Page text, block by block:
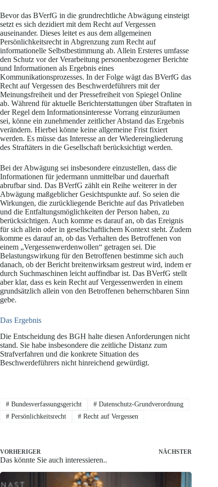
Bevor das BVerfG in die grundrechtliche Abwägung einsteigt
setzt es sich dezidiert mit dem Recht auf Vergessen
auseinander. Dieses leitet es aus dem allgemeinen
Persönlichkeitsrecht in Abgrenzung zum Recht auf
informationelle Selbstbestimmung ab. Allein Ersteres umfasse
den Schutz vor der Verarbeitung personenbezogener Berichte
und Informationen als Ergebnis eines
Kommunikationsprozesses. In der Folge wägt das BVerfG das
Recht auf Vergessen des Beschwerdeführers mit der
Meinungsfreiheit und der Pressefreiheit von Spiegel Online
ab. Während für aktuelle Berichterstattungen über Straftaten in
der Regel dem Informationsinteresse Vorrang einzuräumen
sei, könne ein zunehmender zeitlicher Abstand das Ergebnis
verändern. Hierbei könne keine allgemeine Frist fixiert
werden. Es müsse das Interesse an der Wiedereingliederung
des Straftäters in die Gesellschaft berücksichtigt werden.
Bei der Abwägung sei insbesondere einzustellen, dass die
Informationen für jedermann unmittelbar und dauerhaft
abrufbar sind. Das BVerfG zählt ein Reihe weiterer in der
Abwägung maßgeblicher Gesichtspunkte auf. So seien die
Wirkungen, die zurückliegende Berichte auf das Privatleben
und die Entfaltungsmöglichkeiten der Person haben, zu
berücksichtigen. Auch komme es darauf an, ob das Ereignis
für sich allein oder in gesellschaftlichem Kontext steht. Zudem
komme es darauf an, ob das Verhalten des Betroffenen von
einem „Vergessenwerdenwollen“ getragen sei. Die
Belastungswirkung für den Betroffenen bestimme sich auch
danach, ob der Bericht breitenwirksam gestreut wird, indem er
durch Suchmaschinen leicht auffindbar ist. Das BVerfG stellt
aber klar, dass es kein Recht auf Vergessenwerden in einem
grundsätzlich allein von den Betroffenen beherrschbaren Sinn
gebe.
Das Ergebnis
Die Entscheidung des BGH halte diesen Anforderungen nicht
stand. Sie habe insbesondere die zeitliche Distanz zum
Strafverfahren und die konkrete Situation des
Beschwerdeführers nicht hinreichend gewürdigt.
#Bundesverfassungsgericht #Datenschutz-Grundverordnung
#Persönlichkeitsrecht #Recht auf Vergessen
VORHERIGER NÄCHSTER
Das könnte Sie auch interessieren..